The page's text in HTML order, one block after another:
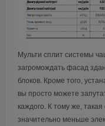
Мульти сплит системы
загромождать фасад
блоков. Кроме того,
вы просто можете
каждого. К тому же,
значительно меньше